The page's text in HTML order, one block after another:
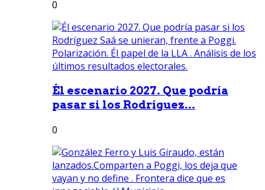
0
Él escenario 2027. Que podría
pasar si los Rodríguez...
0